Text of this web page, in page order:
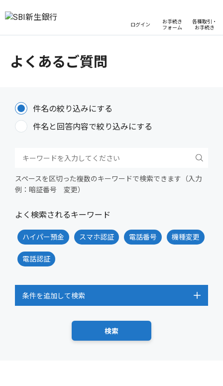
ログイン
お手続き
フォーム
各種取引・
お手続き
よくあるご質問
件名の絞り込みにする
件名と回答内容で絞り込みにする
スペースを区切った複数のキーワードで検索できます（入力
例：暗証番号 変更）
よく検索されるキーワード
ハイパー預金 スマホ認証 電話番号 機種変更
電話認証
条件を追加して検索